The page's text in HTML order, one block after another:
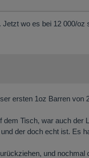
Jetzt wo es bei 12 000/
ersten 1oz Barren
dem Tisch, war auch
der doch echt ist. Es
und